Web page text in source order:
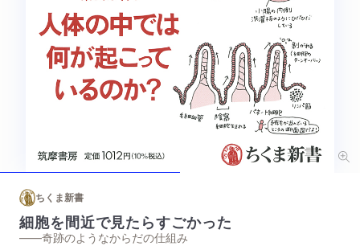
ちくま新書
細胞を間近で見たらすごかった
——奇跡のようなからだの仕組み